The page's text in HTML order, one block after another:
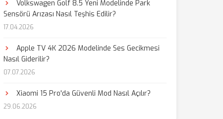
Volkswagen Golf 8.5 Yeni Modelinde Park
Sensörü Arızası Nasıl Teşhis Edilir?
17.04.2026
Apple TV 4K 2026 Modelinde Ses Gecikmesi
Nasıl Giderilir?
07.07.2026
Xiaomi 15 Pro'da Güvenli Mod Nasıl Açılır?
29.06.2026